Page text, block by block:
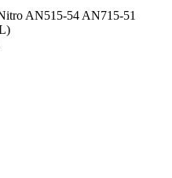
AN515-54 AN715-51